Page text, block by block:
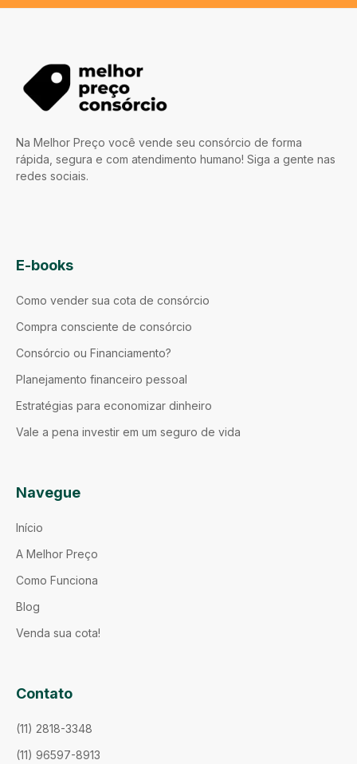
Na Melhor Preço você vende seu consórcio de forma
rápida, segura e com atendimento humano! Siga a gente nas
redes sociais.
E-books
Como vender sua cota de consórcio
Compra consciente de consórcio
Consórcio ou Financiamento?
Planejamento financeiro pessoal
Estratégias para economizar dinheiro
Vale a pena investir em um seguro de vida
Navegue
Início
A Melhor Preço
Como Funciona
Blog
Venda sua cota!
Contato
(11) 2818-3348
(11) 96597-8913